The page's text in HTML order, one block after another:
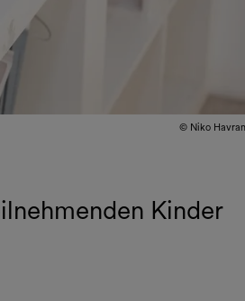
© Niko
Kinder